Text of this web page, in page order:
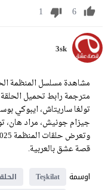
6
1
3sk
تولغا ساريتاش، ايبوكي
جيزام جونيش، مراد هان،
قصة عشق بالعربية.
اوسمة
Teşkilat